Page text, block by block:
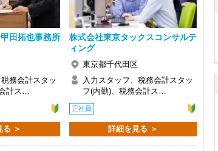
田拓也事務所
務会計スタッ
計ス…
る ＞
株式会社東京タックスコンサルテ
ィング
東京都千代田区
入力スタッフ、税務会計スタッ
フ(内勤)、税務会計ス…
正社員
詳細を見る ＞